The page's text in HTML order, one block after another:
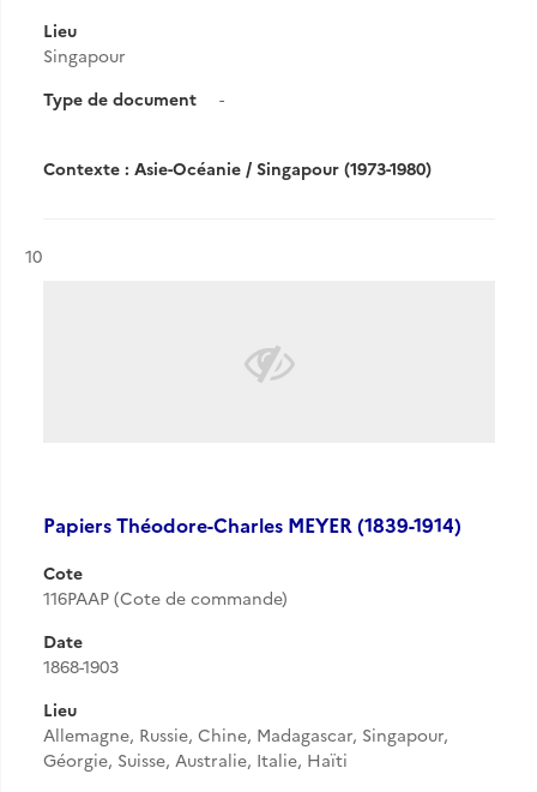
Lieu
Singapour
Type de document
-
Contexte : Asie-Océanie / Singapour (1973-1980)
Résultat n°
10
Papiers Théodore-Charles MEYER (1839-1914)
Cote
116PAAP (Cote de commande)
Date
1868-1903
Lieu
Allemagne, Russie, Chine, Madagascar, Singapour,
Géorgie, Suisse, Australie, Italie, Haïti